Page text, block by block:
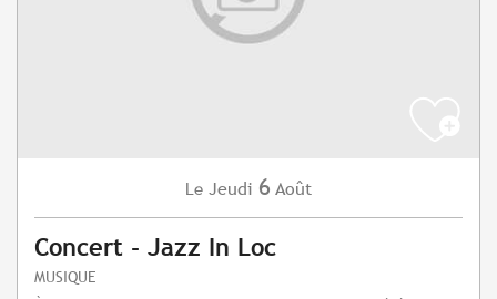
Le Jeudi 6 Août
Concert - Jazz In Loc
MUSIQUE